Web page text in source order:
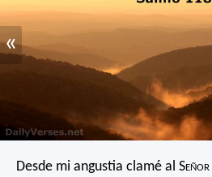
«
Desde mi angustia clamé al Señor